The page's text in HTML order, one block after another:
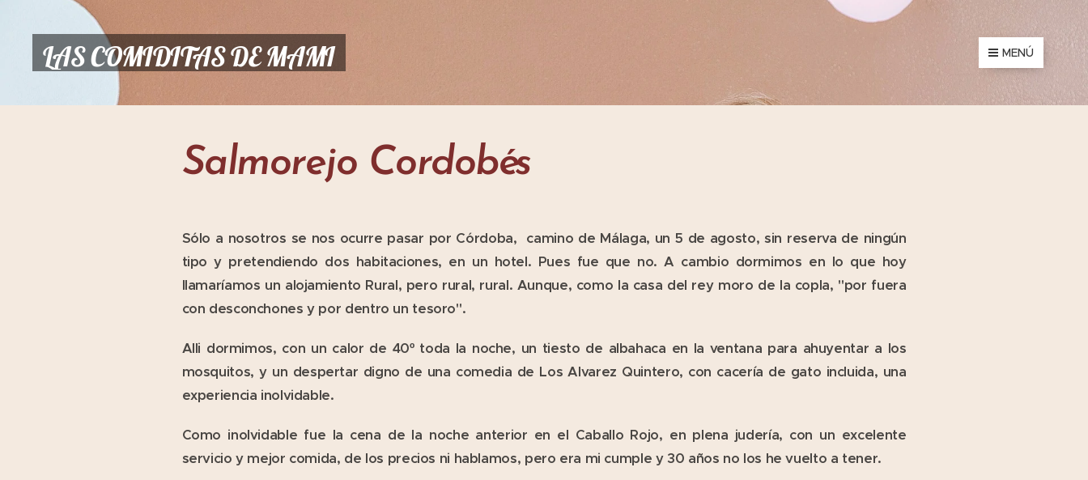
LAS COMIDITAS DE MAMI MENÚ
Salmorejo Cordobés
Sólo a nosotros se nos ocurre pasar por Córdoba, camino de Málaga, un 5 de agosto, sin reserva de ningún
tipo y pretendiendo dos habitaciones, en un hotel. Pues fue que no. A cambio dormimos en lo que hoy
llamaríamos un alojamiento Rural, pero rural, rural. Aunque, como la casa del rey moro de la copla, "por fuera
con desconchones y por dentro un tesoro".
Alli dormimos, con un calor de 40º toda la noche, un tiesto de albahaca en la ventana para ahuyentar a los
mosquitos, y un despertar digno de una comedia de Los Alvarez Quintero, con cacería de gato incluida, una
experiencia inolvidable.
Como inolvidable fue la cena de la noche anterior en el Caballo Rojo, en plena judería, con un excelente
servicio y mejor comida, de los precios ni hablamos, pero era mi cumple y 30 años no los he vuelto a tener.